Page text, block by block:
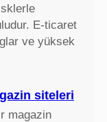
E-ticaret
ve yüksek
siteleri
magazin